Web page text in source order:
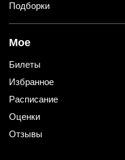
Подборки
Мое
Билеты
Избранное
Расписание
Оценки
Отзывы